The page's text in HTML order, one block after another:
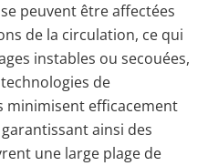
peuvent être affectées
de la circulation, ce qui
instables ou secouées,
technologies de
minimisent efficacement
ainsi des
une large plage de